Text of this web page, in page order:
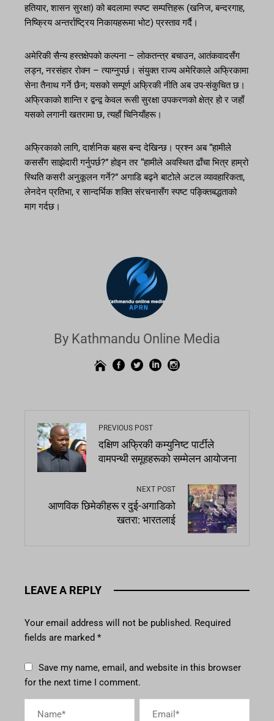
हतियार, शासन सुरक्षा) को बदलामा स्पष्ट सम्पत्तिहरू (खनिज, बन्दरगाह,
निष्क्रिय अन्तर्राष्ट्रिय निकायहरूमा भोट) प्रस्ताव गर्दै।
अमेरिकी सैन्य हस्तक्षेपको कल्पना – लोकतन्त्र बचाउन, आतंकवादसँग
लड्न, नरसंहार रोक्न – त्याग्नुपर्छ। संयुक्त राज्य अमेरिकाले अफ्रिकामा
सेना तैनाथ गर्ने छैन; यसको सम्पूर्ण अफ्रिकी नीति अब उप-संकुचित छ।
अफ्रिकाको शान्ति र द्वन्द्व केवल रूसी सुरक्षा उपकरणको क्षेत्र हो र जहाँ
यसको लगानी खतरामा छ, त्यहाँ चिनियाँहरू।
अफ्रिकाको लागि, दार्शनिक बहस बन्द देखिन्छ। प्रश्न अब “हामीले
कससँग साझेदारी गर्नुपर्छ?” होइन तर “हामीले अवस्थित ढाँचा भित्र हाम्रो
स्थिति कसरी अनुकूलन गर्ने?” अगाडि बढ्ने बाटोले अटल व्यावहारिकता,
लेनदेन प्रतिभा, र सान्दर्भिक शक्ति संरचनासँग स्पष्ट पङ्क्तिबद्धताको
माग गर्दछ।
By Kathmandu Online Media
PREVIOUS POST
दक्षिण अफ्रिकी कम्युनिष्ट पार्टीले
वामपन्थी समूहहरूको सम्मेलन आयोजना
NEXT POST
आणविक छिमेकीहरू र दुई-अगाडिको
खतरा: भारतलाई
LEAVE A REPLY
Your email address will not be published. Required
fields are marked *
Save my name, email, and website in this browser
for the next time I comment.